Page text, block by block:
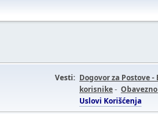
Vesti: Dogovor za Postove
korisnike-
Uslovi Korišćenja